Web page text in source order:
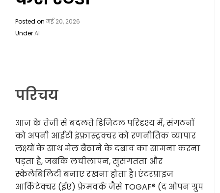
Posted onमई 20, 2026
UnderAI
परिचय
आज के तेजी से बदलते डिजिटल परिदृश्य में, संगठनों
को अपनी आईटी इंफ्रास्ट्रक्चर को रणनीतिक व्यापार
लक्ष्यों के साथ मेल बैठाने के दबाव का सामना करना
पड़ता है, जबकि लचीलापन, सुसंगतता और
स्केलेबिलिटी बनाए रखना होता है। एंटरप्राइज
आर्किटेक्चर (ईए) फ्रेमवर्क जैसे TOGAF® (द ओपन ग्रुप